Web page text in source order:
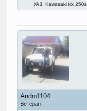
УАЗ, Kawasaki klx 250s
Andro1104
Ветеран